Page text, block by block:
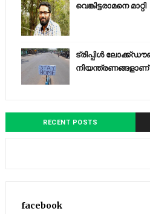
വെങ്കിട്ടരാമനെ മാറ്റി
ട്രിപ്പിള്‍
RECENT POSTS
facebook